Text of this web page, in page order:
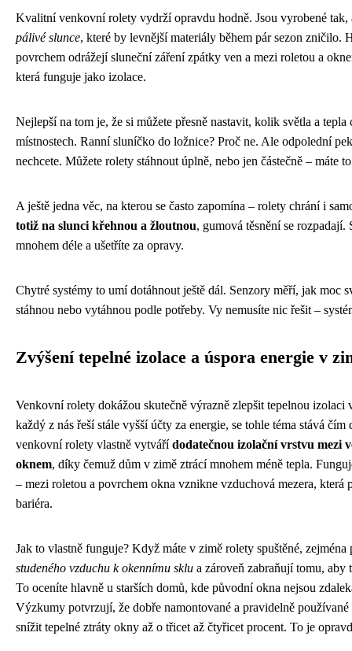
Kvalitní venkovní rolety vydrží opravdu hodně. Jsou vyrobené
pálivé slunce, které by levnější materiály během pár sezon zničilo.
povrchem odrážejí sluneční záření zpátky ven a mezi roletou a
která funguje jako izolace.
Nejlepší na tom je, že si můžete přesně nastavit, kolik světla a
místnostech. Ranní sluníčko do ložnice? Proč ne. Ale odpolední
nechcete. Můžete rolety stáhnout úplně, nebo jen částečně – máte
A ještě jedna věc, na kterou se často zapomína – rolety chrání i
totiž na slunci křehnou a žloutnou, gumová těsnění se
mnohem déle a ušetříte za opravy.
Chytré systémy to umí dotáhnout ještě dál. Senzory měří, jak moc
stáhnou nebo vytáhnou podle potřeby. Vy nemusíte nic řešit –
Zvýšení tepelné izolace a úspora energie v
Venkovní rolety dokážou skutečně výrazně zlepšit tepelnou izolaci
každý z nás řeší stále vyšší účty za energie, se tohle téma stává
venkovní rolety vlastně vytvářídodatečnou izolační vrstvu mezi
oknem, díky čemuž dům v zimě ztrácí mnohem méně tepla.
– mezi roletou a povrchem okna vznikne vzduchová mezera, která
bariéra.
Jak to vlastně funguje? Když máte v zimě rolety spuštěné, zejména
studeného vzduchu k okennímu sklu a zároveň zabraňují tomu,
To oceníte hlavně u starších domů, kde původní okna nejsou
Výzkumy potvrzují, že dobře namontované a pravidelně
snížit tepelné ztráty okny až o třicet až čtyřicet procent. To je